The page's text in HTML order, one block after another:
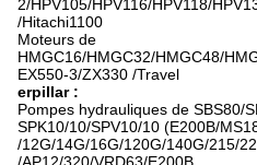
2/HPV105/HPV116/HPV118/
/Hitachi1100
Moteurs de
HMGC16/HMGC32/HMGC48/
EX550-3/ZX330 /Travel
erpillar :
Pompes hydrauliques de SBS80/
SPK10/10/SPV10/10 (E200B/
/12G/14G/16G/120G/140G/215/